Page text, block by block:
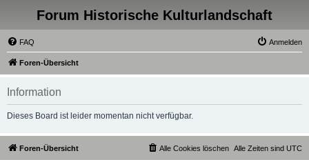
Forum Historische Kulturlandschaft
FAQ Anmelden
Foren-Übersicht
Information
Dieses Board ist leider momentan nicht verfügbar.
Foren-Übersicht Alle Zeiten sind UTC
Alle Cookies löschen